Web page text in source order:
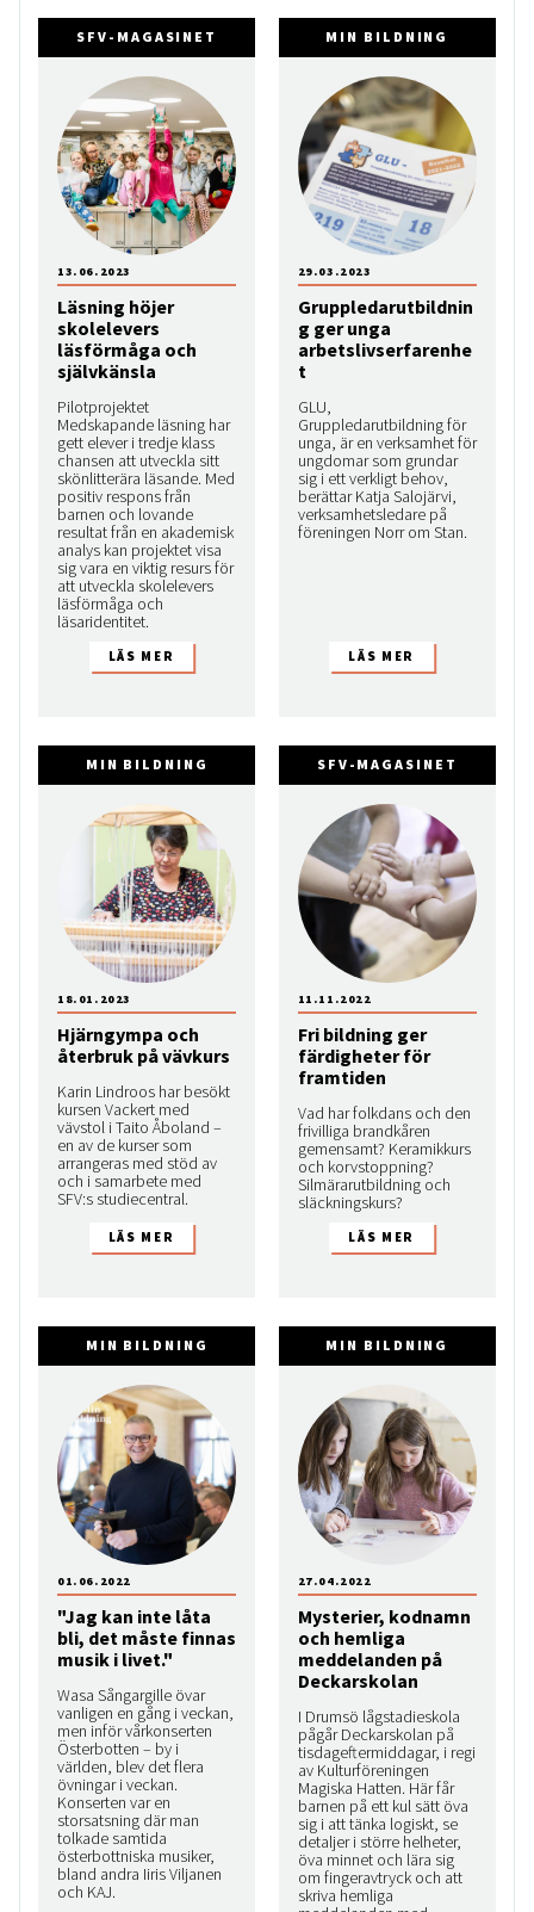
SFV-MAGASINET
Läsning höjer
skolelevers
läsförmåga och
självkänsla
Pilotprojektet
Medskapande läsning har
gett elever i tredje klass
chansen att utveckla sitt
skönlitterära läsande. Med
positiv respons från
barnen och lovande
resultat från en akademisk
analys kan projektet visa
sig vara en viktig resurs för
att utveckla skolelevers
läsförmåga och
läsaridentitet.
13.06.2023
MIN BILDNING
Gruppledarutbildnin
g ger unga
arbetslivserfarenhe
t
GLU,
Gruppledarutbildning för
unga, är en verksamhet för
ungdomar som grundar
sig i ett verkligt behov,
berättar Katja Salojärvi,
verksamhetsledare på
föreningen Norr om Stan.
29.03.2023
MIN BILDNING
Hjärngympa och
återbruk på vävkurs
Karin Lindroos har besökt
kursen Vackert med
vävstol i Taito Åboland –
en av de kurser som
arrangeras med stöd av
och i samarbete med
SFV:s studiecentral.
18.01.2023
SFV-MAGASINET
Fri bildning ger
färdigheter för
framtiden
Vad har folkdans och den
frivilliga brandkåren
gemensamt? Keramikkurs
och korvstoppning?
Silmärarutbildning och
släckningskurs?
11.11.2022
MIN BILDNING
"Jag kan inte låta
bli, det måste finnas
musik i livet."
Wasa Sångargille övar
vanligen en gång i veckan,
men inför vårkonserten
Österbotten – by i
världen, blev det flera
övningar i veckan.
Konserten var en
storsatsning där man
tolkade samtida
österbottniska musiker,
bland andra Iiris Viljanen
och KAJ.
01.06.2022
MIN BILDNING
Mysterier, kodnamn
och hemliga
meddelanden på
Deckarskolan
I Drumsö lågstadieskola
pågår Deckarskolan på
tisdageftermiddagar, i regi
av Kulturföreningen
Magiska Hatten. Här får
barnen på ett kul sätt öva
sig i att tänka logiskt, se
detaljer i större helheter,
öva minnet och lära sig
om fingeravtryck och att
skriva hemliga
27.04.2022